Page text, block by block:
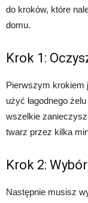
do kroków, które
domu.
Krok 1:
Pierwszym krokiem
użyć łagodnego
wszelkie
twarz przez kilka
Krok 2:
Następnie musisz